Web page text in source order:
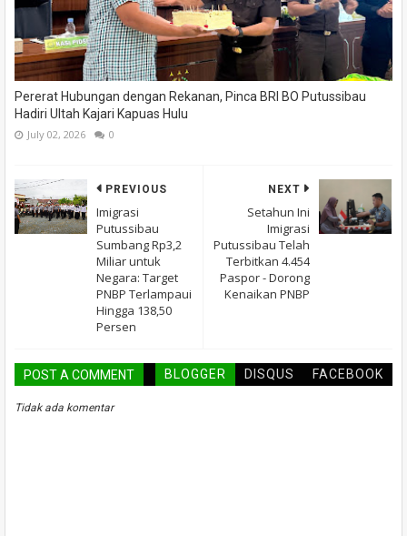
Pererat Hubungan dengan Rekanan, Pinca BRI BO Putussibau
Hadiri Ultah Kajari Kapuas Hulu
July 02, 2026 0
NEXT
Setahun Ini
Imigrasi
Putussibau Telah
Terbitkan 4.454
Paspor - Dorong
Kenaikan PNBP
PREVIOUS
Imigrasi
Putussibau
Sumbang Rp3,2
Miliar untuk
Negara: Target
PNBP Terlampaui
Hingga 138,50
Persen
POST A COMMENT BLOGGER DISQUS FACEBOOK
Tidak ada komentar